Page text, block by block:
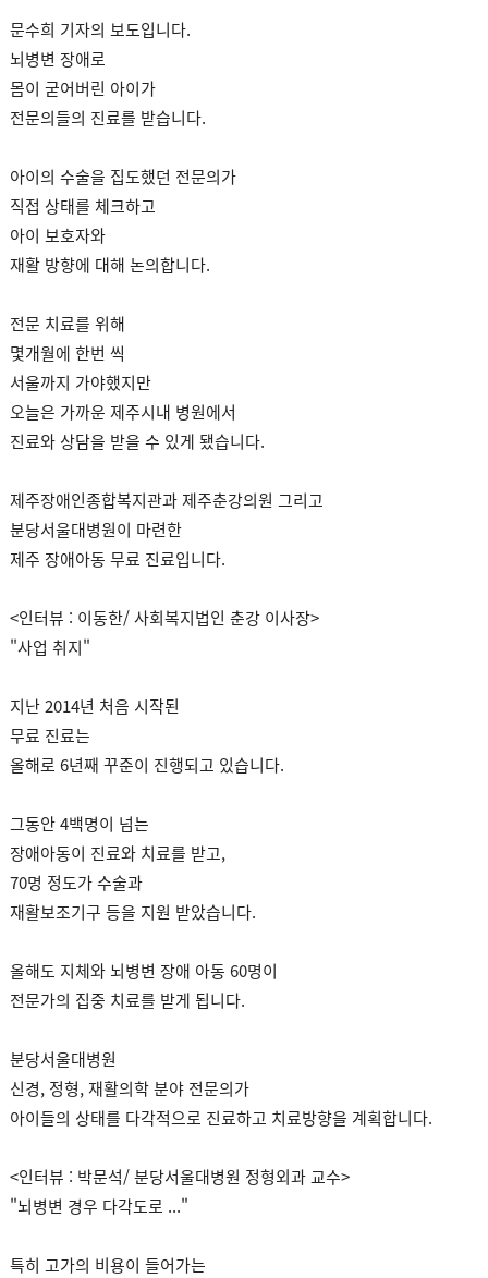
문수희 기자의 보도입니다.
뇌병변 장애로
몸이 굳어버린 아이가
전문의들의 진료를 받습니다.
아이의 수술을 집도했던 전문의가
직접 상태를 체크하고
아이 보호자와
재활 방향에 대해 논의합니다.
전문 치료를 위해
몇개월에 한번 씩
서울까지 가야했지만
오늘은 가까운 제주시내 병원에서
진료와 상담을 받을 수 있게 됐습니다.
제주장애인종합복지관과 제주춘강의원 그리고
분당서울대병원이 마련한
제주 장애아동 무료 진료입니다.
<인터뷰 : 이동한/ 사회복지법인 춘강 이사장>
"사업 취지"
지난 2014년 처음 시작된
무료 진료는
올해로 6년째 꾸준이 진행되고 있습니다.
그동안 4백명이 넘는
장애아동이 진료와 치료를 받고,
70명 정도가 수술과
재활보조기구 등을 지원 받았습니다.
올해도 지체와 뇌병변 장애 아동 60명이
전문가의 집중 치료를 받게 됩니다.
분당서울대병원
신경, 정형, 재활의학 분야 전문의가
아이들의 상태를 다각적으로 진료하고 치료방향을 계획합니다.
<인터뷰 : 박문석/ 분당서울대병원 정형외과 교수>
"뇌병변 경우 다각도로 ..."
특히 고가의 비용이 들어가는